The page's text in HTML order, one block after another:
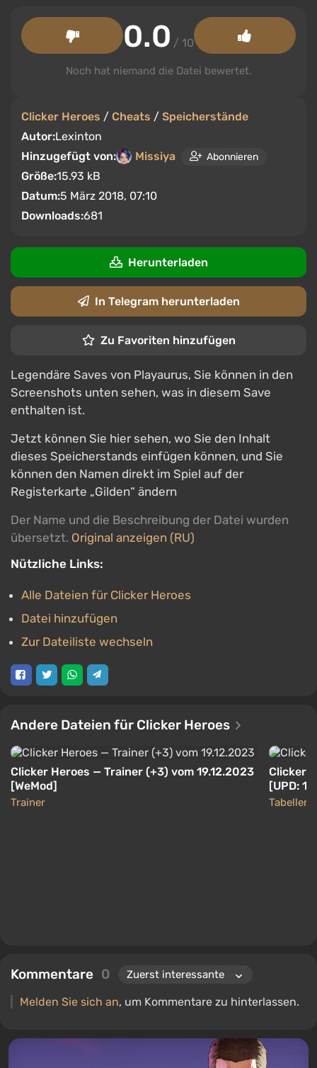
Clicker Heroes / Cheats / Speicherstände
Autor:Lexinton
Hinzugefügt von:
Missiya Abonnieren
Größe:15.93 kB
Datum:5 März 2018, 07:10
Downloads:681
0.0 / 10
Noch hat niemand die Datei bewertet.
Herunterladen
In Telegram herunterladen
Zu Favoriten hinzufügen
Legendäre Saves von Playaurus, Sie können in den
Screenshots unten sehen, was in diesem Save
enthalten ist.
Jetzt können Sie hier sehen, wo Sie den Inhalt
dieses Speicherstands einfügen können, und Sie
können den Namen direkt im Spiel auf der
Registerkarte „Gilden“ ändern
Der Name und die Beschreibung der Datei wurden
übersetzt. Original anzeigen (RU)
Nützliche Links:
Alle Dateien für Clicker Heroes
Datei hinzufügen
Zur Dateiliste wechseln
Andere Dateien für Clicker Heroes
Clicker Heroes — Trainer (+3) vom 19.12.2023
[WeMod]
Trainer
Clicker
[UPD:
Tabellen
Kommentare 0
Melden Sie sich an, um Kommentare zu hinterlassen.